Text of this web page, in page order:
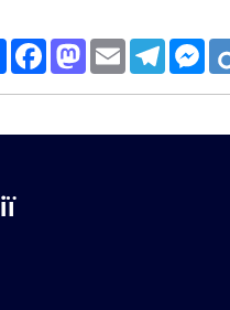
Share FacebookMastodon
Email Telegram